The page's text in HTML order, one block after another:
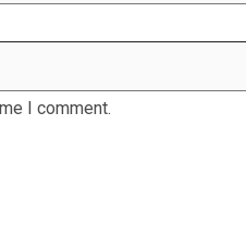
I comment.